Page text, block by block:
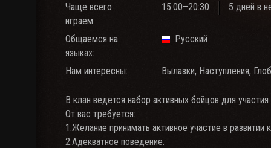
Чаще всего
играем:
15:00–20:30 5 дней в
Общаемся на
языках:
Русский
Нам интересны: Вылазки, Наступления,
В клан ведется набор активных бойцов для
От вас требуется:
1.Желание принимать активное участие в развитии
2.Адекватное поведение.